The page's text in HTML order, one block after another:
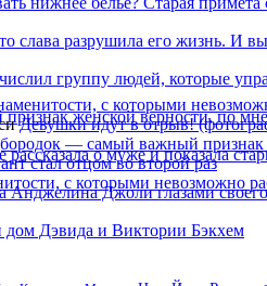
слава разрушила его жизнь. И
группу людей, которые
женской верности, по
о муже и показала
Анджелина Джоли глазами
Дэвида и Виктории Бэкхем
с которыми
Девушки идут в отрыв!
— самый важный
стал отцом во второй раз
с которыми невозможно